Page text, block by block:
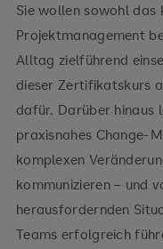
Instrumente und
Management
Handlungsfelder
Change-Prozessen
Implementierung
Sie wollen sowohl das
Projektmanagement
Alltag zielführend
dieser Zertifikatskurs
dafür. Darüber hinaus
praxisnahes Change-
komplexen
kommunizieren – und
herausfordernden
Teams erfolgreich